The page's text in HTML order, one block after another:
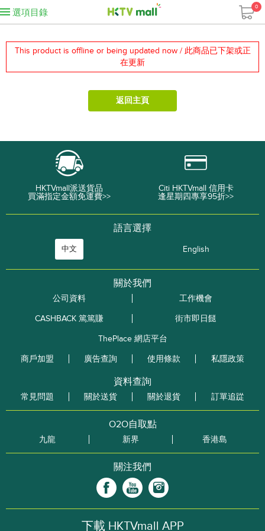
選項目錄
0
This product is offline or being updated now / 此商品已下架或正
在更新
返回主頁
HKTVmall派送貨品
買滿指定金額免運費>>
Citi HKTVmall 信用卡
逢星期四專享95折>>
語言選擇
中文 English
關於我們
公司資料
工作機會
CASHBACK 篤篤賺
街市即日餸
ThePlace 網店平台
商戶加盟
廣告查詢 使用條款 私隱政策
資料查詢
常見問題 關於送貨 關於退貨 訂單追踨
O2O自取點
九龍 新界 香港島
關注我們
下載 HKTVmall APP